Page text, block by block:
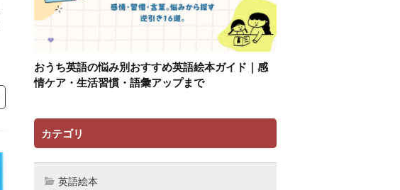
おうち英語の悩み別おすすめ英語絵本ガイド｜感
情ケア・生活習慣・語彙アップまで
カテゴリ
英語絵本